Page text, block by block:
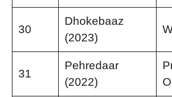
30
Dhokebaaz
(2023)
31
Pehredaar
(2022)